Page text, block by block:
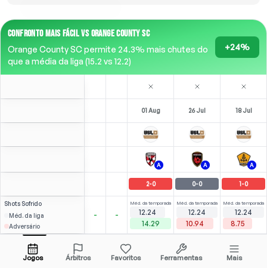
CONFRONTO MAIS FÁCIL VS ORANGE COUNTY SC
Orange County SC permite 24.3% mais chutes do
que a média da liga (15.2 vs 12.2)
+24%
01 Aug 26 Jul 18 Jul
A A A
2-0 0-0 1-0
Shots Sofrido
Méd. da liga
Adversário
- -
Méd. da temporada
12.24
14.29
Méd. da temporada
12.24
10.94
Méd. da temporada
12.24
8.75
M. Ngalina Abrir menu 1.77
89'
Jogos Árbitros Favoritos Ferramentas Mais